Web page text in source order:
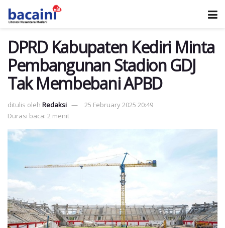
DPRD Kabupaten Kediri Minta
Pembangunan Stadion GDJ
Tak Membebani APBD
ditulis oleh Redaksi
25 February 2025 20:49
Durasi baca: 2 menit